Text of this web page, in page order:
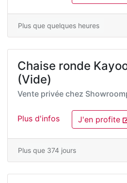
Plus que quelques heures
Chaise ronde
(Vide)
Vente privée chez
Plus d'infos J'en profite
Plus que 374 jours